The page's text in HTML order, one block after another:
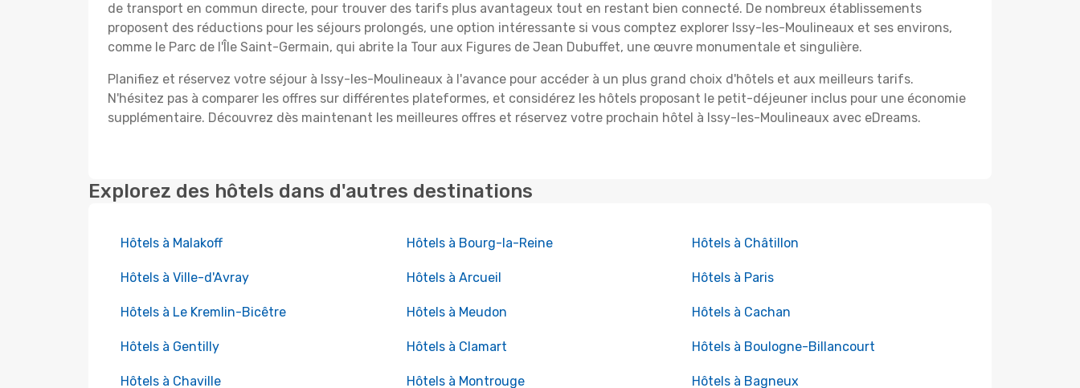
de transport en commun directe, pour trouver des tarifs plus avantageux tout en restant bien connecté. De nombreux établissements
proposent des réductions pour les séjours prolongés, une option intéressante si vous comptez explorer Issy-les-Moulineaux et ses environs,
comme le Parc de l'Île Saint-Germain, qui abrite la Tour aux Figures de Jean Dubuffet, une œuvre monumentale et singulière.
Planifiez et réservez votre séjour à Issy-les-Moulineaux à l'avance pour accéder à un plus grand choix d'hôtels et aux meilleurs tarifs.
N'hésitez pas à comparer les offres sur différentes plateformes, et considérez les hôtels proposant le petit-déjeuner inclus pour une économie
supplémentaire. Découvrez dès maintenant les meilleures offres et réservez votre prochain hôtel à Issy-les-Moulineaux avec eDreams.
Explorez des hôtels dans d'autres destinations
Hôtels à Malakoff Hôtels à Bourg-la-Reine Hôtels à Châtillon
Hôtels à Ville-d'Avray Hôtels à Arcueil Hôtels à Paris
Hôtels à Le Kremlin-Bicêtre Hôtels à Meudon Hôtels à Cachan
Hôtels à Gentilly Hôtels à Clamart Hôtels à Boulogne-Billancourt
Hôtels à Chaville Hôtels à Montrouge Hôtels à Bagneux